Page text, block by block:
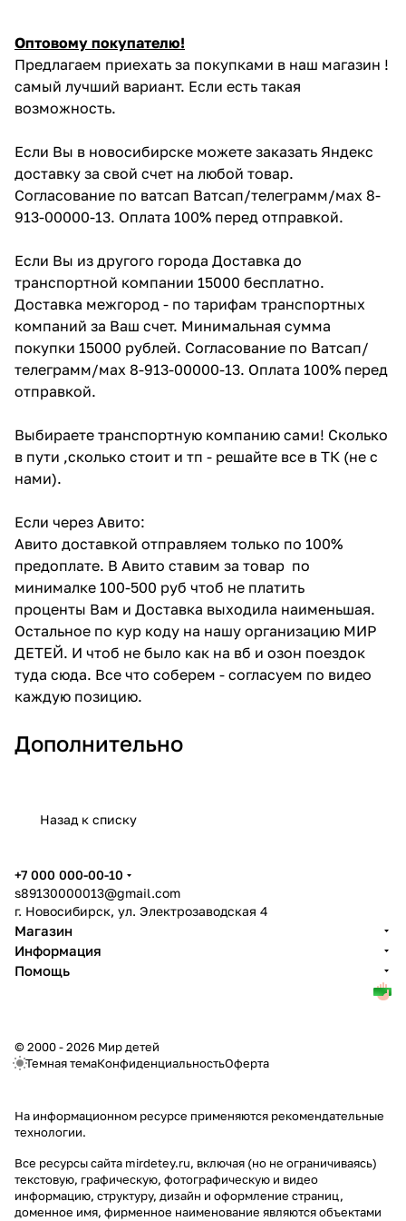
Оптовому покупателю!
Предлагаем приехать за покупками в наш магазин !
самый лучший вариант. Если есть такая
возможность.
Если Вы в новосибирске можете заказать Яндекс
доставку за свой счет на любой товар.
Согласование по ватсап Ватсап/телеграмм/мах 8-
913-00000-13. Оплата 100% перед отправкой.
Если Вы из другого города Доставка до
транспортной компании 15000 бесплатно.
Доставка межгород - по тарифам транспортных
компаний за Ваш счет. Минимальная сумма
покупки 15000 рублей. Согласование по Ватсап/
телеграмм/мах 8-913-00000-13. Оплата 100% перед
отправкой.
Выбираете транспортную компанию сами! Сколько
в пути ,сколько стоит и тп - решайте все в ТК (не с
нами).
Если через Авито:
Авито доставкой отправляем только по 100%
предоплате. В Авито ставим за товар по
минималке 100-500 руб чтоб не платить
проценты Вам и Доставка выходила наименьшая.
Остальное по кур коду на нашу организацию МИР
ДЕТЕЙ. И чтоб не было как на вб и озон поездок
туда сюда. Все что соберем - согласуем по видео
каждую позицию.
Дополнительно
Назад к списку
+7 000 000-00-10
s89130000013@gmail.com
г. Новосибирск, ул. Электрозаводская 4
Магазин
Информация
Помощь
© 2000 - 2026 Мир детей
Темная темаКонфиденциальностьОферта
На информационном ресурсе применяются рекомендательные
технологии.
Все ресурсы сайта mirdetey.ru, включая (но не ограничиваясь)
текстовую, графическую, фотографическую и видео
информацию, структуру, дизайн и оформление страниц,
доменное имя, фирменное наименование являются объектами